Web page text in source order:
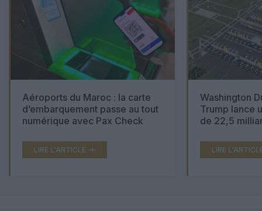
Aéroports du Maroc : la carte
d’embarquement passe au tout
numérique avec Pax Check
LIRE L'ARTICLE
Washington
Trump lance
de 22,5
LIRE